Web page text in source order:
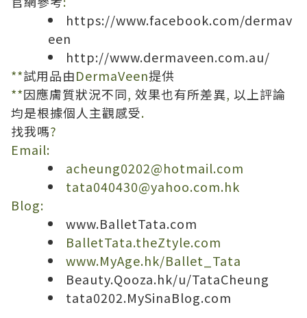
https://www.facebook.com/dermav
een
http://www.dermaveen.com.au/
**試用品由DermaVeen提供
**因應膚質狀況不同, 效果也有所差異, 以上評論
均是根據個人主觀感受.
找我嗎?
Email:
acheung0202@hotmail.com
tata040430@yahoo.com.hk
Blog:
www.BalletTata.com
BalletTata.theZtyle.com
www.MyAge.hk/Ballet_Tata
Beauty.Qooza.hk/u/TataCheung
tata0202.MySinaBlog.com